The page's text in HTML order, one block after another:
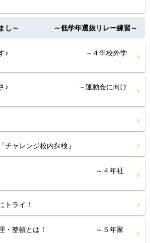
まし～ ～低学年選抜リレー練習～
ぁ～す♪ ～４年校外学
っさ♪ ～運動会に向け
チャレンジ校内探検」
くえ ～４年社
トライ！
整理・整頓とは！ ～５年家